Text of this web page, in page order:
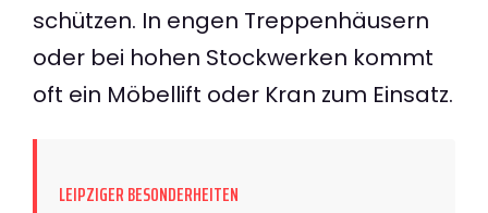
schützen. In engen Treppenhäusern
oder bei hohen Stockwerken kommt
oft ein Möbellift oder Kran zum Einsatz.
LEIPZIGER BESONDERHEITEN